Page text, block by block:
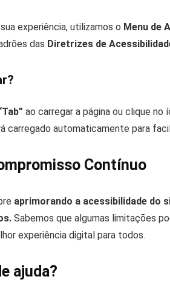
experiência, utilizamos o Menu de
das Diretrizes de
ao carregar a página ou clique
carregado automaticamente para
Contínuo
aprimorando a acessibilidade do
Sabemos que algumas limitações
experiência digital para todos.
ajuda?